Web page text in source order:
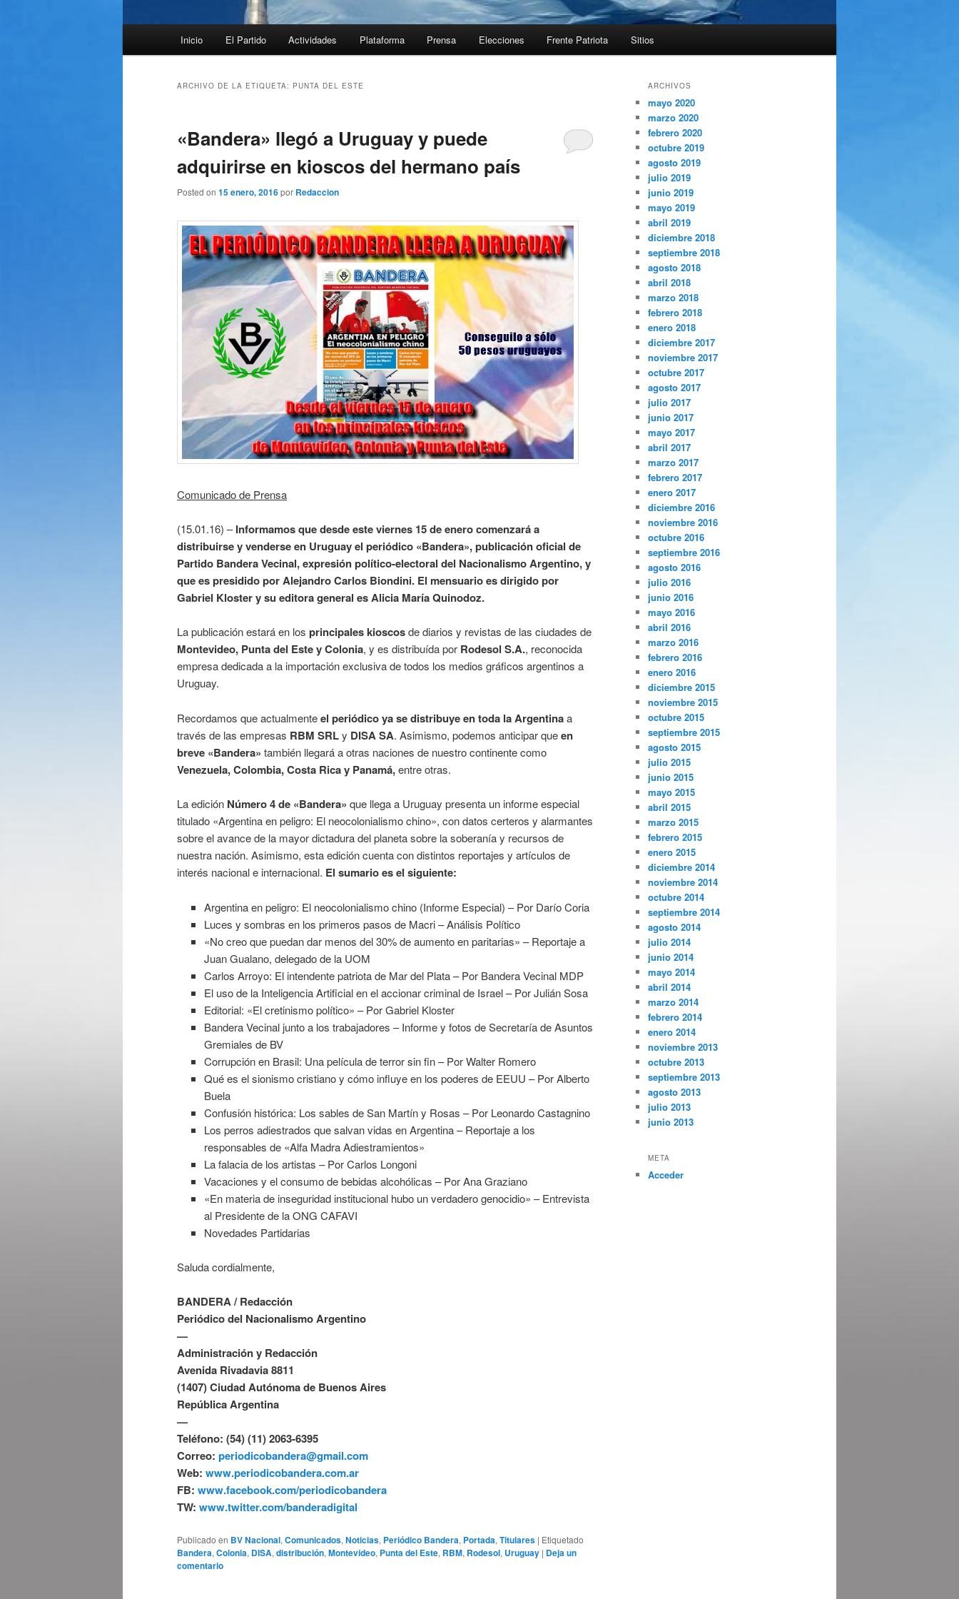
Inicio El Partido Actividades Plataforma Prensa Elecciones Frente Patriota Sitios
ARCHIVO DE LA ETIQUETA: PUNTA DEL ESTE
«Bandera» llegó a Uruguay y puede
adquirirse en kioscos del hermano país
Posted on 15 enero, 2016por Redaccion
Comunicado de Prensa
(15.01.16) –Informamos que desde este viernes 15 de enero comenzará a
distribuirse y venderse en Uruguay el periódico «Bandera», publicación oficial de
Partido Bandera Vecinal, expresión político-electoral del Nacionalismo Argentino, y
que es presidido por Alejandro Carlos Biondini. El mensuario es dirigido por
Gabriel Kloster y su editora general es Alicia María Quinodoz.
La publicación estará en los principales kioscosde diarios y revistas de las ciudades de
Montevideo, Punta del Este y Colonia, y es distribuída por Rodesol S.A., reconocida
empresa dedicada a la importación exclusiva de todos los medios gráficos argentinos a
Uruguay.
Recordamos que actualmenteel periódico ya se distribuye en toda la Argentinaa
través de las empresas RBM SRLy DISA SA. Asimismo, podemos anticipar queen
breve «Bandera» también llegará a otras naciones de nuestro continente como
Venezuela, Colombia, Costa Rica y Panamá,entre otras.
La edición Número 4 de «Bandera» que llega a Uruguay presenta un informe especial
titulado «Argentina en peligro: El neocolonialismo chino», con datos certeros y alarmantes
sobre el avance de la mayor dictadura del planeta sobre la soberanía y recursos de
nuestra nación. Asimismo, esta edición cuenta con distintos reportajes y artículos de
interés nacional e internacional. El sumario es el siguiente:
Argentina en peligro: El neocolonialismo chino (Informe Especial) – Por Darío Coria
Luces y sombras en los primeros pasos de Macri – Análisis Político
«No creo que puedan dar menos del 30% de aumento en paritarias» – Reportaje a
Juan Gualano, delegado de la UOM
Carlos Arroyo: El intendente patriota de Mar del Plata – Por Bandera Vecinal MDP
El uso de la Inteligencia Artificial en el accionar criminal de Israel – Por Julián Sosa
Editorial: «El cretinismo político» – Por Gabriel Kloster
Bandera Vecinal junto a los trabajadores – Informe y fotos de Secretaría de Asuntos
Gremiales de BV
Corrupción en Brasil: Una película de terror sin fin – Por Walter Romero
Qué es el sionismo cristiano y cómo influye en los poderes de EEUU – Por Alberto
Buela
Confusión histórica: Los sables de San Martín y Rosas – Por Leonardo Castagnino
Los perros adiestrados que salvan vidas en Argentina – Reportaje a los
responsables de «Alfa Madra Adiestramientos»
La falacia de los artistas – Por Carlos Longoni
Vacaciones y el consumo de bebidas alcohólicas – Por Ana Graziano
«En materia de inseguridad institucional hubo un verdadero genocidio» – Entrevista
al Presidente de la ONG CAFAVI
Novedades Partidarias
Saluda cordialmente,
BANDERA / Redacción
Periódico del Nacionalismo Argentino
—
Administración y Redacción
Avenida Rivadavia 8811
(1407) Ciudad Autónoma de Buenos Aires
República Argentina
—
Teléfono: (54) (11) 2063-6395
Correo: periodicobandera@gmail.com
Web: www.periodicobandera.com.ar
FB: www.facebook.com/periodicobandera
TW: www.twitter.com/banderadigital
Publicado en BV Nacional, Comunicados, Noticias, Periódico Bandera, Portada, Titulares | Etiquetado
Bandera, Colonia, DISA, distribución, Montevideo, Punta del Este, RBM, Rodesol, Uruguay | Deja un
comentario
ARCHIVOS
mayo 2020
marzo 2020
febrero 2020
octubre 2019
agosto 2019
julio 2019
junio 2019
mayo 2019
abril 2019
diciembre 2018
septiembre 2018
agosto 2018
abril 2018
marzo 2018
febrero 2018
enero 2018
diciembre 2017
noviembre 2017
octubre 2017
agosto 2017
julio 2017
junio 2017
mayo 2017
abril 2017
marzo 2017
febrero 2017
enero 2017
diciembre 2016
noviembre 2016
octubre 2016
septiembre 2016
agosto 2016
julio 2016
junio 2016
mayo 2016
abril 2016
marzo 2016
febrero 2016
enero 2016
diciembre 2015
noviembre 2015
octubre 2015
septiembre 2015
agosto 2015
julio 2015
junio 2015
mayo 2015
abril 2015
marzo 2015
febrero 2015
enero 2015
diciembre 2014
noviembre 2014
octubre 2014
septiembre 2014
agosto 2014
julio 2014
junio 2014
mayo 2014
abril 2014
marzo 2014
febrero 2014
enero 2014
noviembre 2013
octubre 2013
septiembre 2013
agosto 2013
julio 2013
junio 2013
META
Acceder